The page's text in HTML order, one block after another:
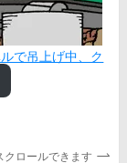
で吊上げ中、ク
クロールできます